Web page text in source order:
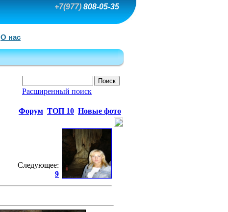
+7(977) 808-05-35
О нас
Расширенный поиск
Форум ТОП 10 Новые фото
Следующее:
9